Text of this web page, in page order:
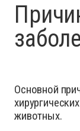
Основной
животных.